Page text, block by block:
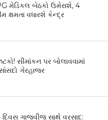
મેડિકલ બેઠકો ઉમેરાશે, 4
ક્ષમતા વધારશે કેન્દ્ર
સીમાંકન પર બોલાવવામાં
ગેરહાજર
ગાજવીજ સાથે વરસાદ: